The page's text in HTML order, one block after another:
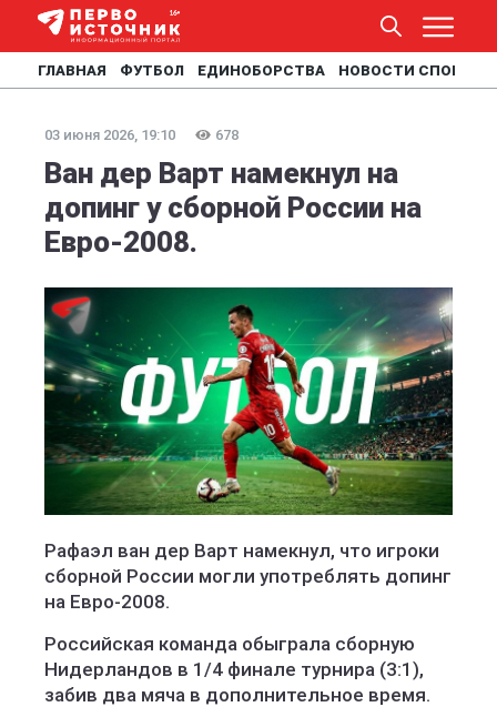
ГЛАВНАЯ ФУТБОЛ ЕДИНОБОРСТВА НОВОСТИ СПОРТА
03 июня 2026, 19:10 678
Ван дер Варт намекнул на
допинг у сборной России на
Евро-2008.
Рафаэл ван дер Варт намекнул, что игроки
сборной России могли употреблять допинг
на Евро-2008.
Российская команда обыграла сборную
Нидерландов в 1/4 финале турнира (3:1),
забив два мяча в дополнительное время.